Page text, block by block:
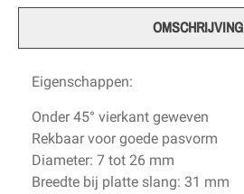
OMSCHRIJVING
Eigenschappen:
Onder 45° vierkant geweven
Rekbaar voor goede pasvorm
Diameter: 7 tot 26 mm
Breedte bij platte slang: 31 mm